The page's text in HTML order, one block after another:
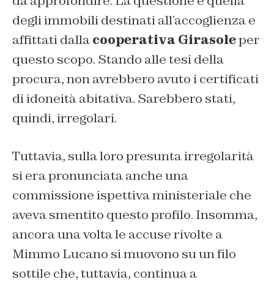
degli immobili destinati all’accoglienza e
affittati dallacooperativa Girasoleper
questo scopo. Stando alle tesi della
procura, non avrebbero avuto i certificati
di idoneità abitativa. Sarebbero stati,
quindi, irregolari.
Tuttavia, sulla loro presunta irregolarità
si era pronunciata anche una
commissione ispettiva ministeriale che
aveva smentito questo profilo. Insomma,
ancora una volta le accuse rivolte a
Mimmo Lucano si muovono su un filo
sottile che, tuttavia, continua a